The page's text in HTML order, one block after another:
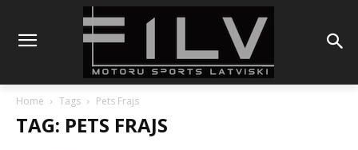
Home Tags Pets Frajs
TAG: PETS FRAJS